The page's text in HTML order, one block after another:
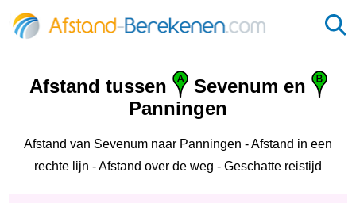
Afstand tussen
Sevenum en
Panningen
Afstand van Sevenum naar Panningen - Afstand in een
rechte lijn - Afstand over de weg - Geschatte reistijd